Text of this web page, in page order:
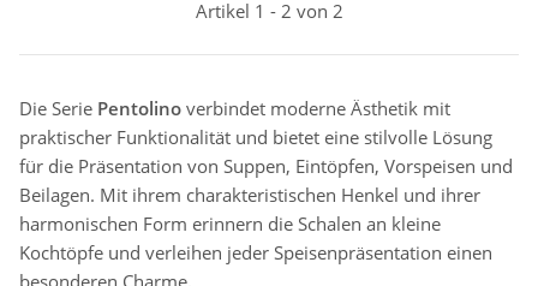
Artikel 1 - 2 von 2
Die Serie Pentolino verbindet moderne Ästhetik mit
praktischer Funktionalität und bietet eine stilvolle Lösung
für die Präsentation von Suppen, Eintöpfen, Vorspeisen und
Beilagen. Mit ihrem charakteristischen Henkel und ihrer
harmonischen Form erinnern die Schalen an kleine
Kochtöpfe und verleihen jeder Speisenpräsentation einen
besonderen Charme.